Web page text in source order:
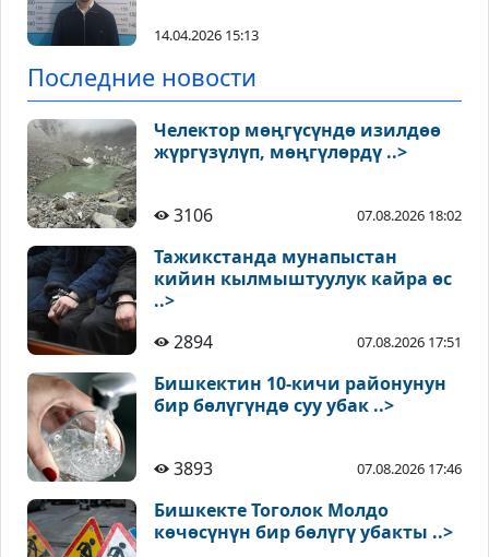
14.04.2026 15:13
Последние новости
Челектор мөңгүсүндө изилдөө
жүргүзүлүп, мөңгүлөрдү ..>
3106 07.08.2026 18:02
Тажикстанда мунапыстан
кийин кылмыштуулук кайра өс
..>
2894
07.08.2026 17:51
Бишкектин 10-кичи районунун
бир бөлүгүндө суу убак ..>
3893 07.08.2026 17:46
Бишкекте Тоголок Молдо
көчөсүнүн бир бөлүгү убакты ..>